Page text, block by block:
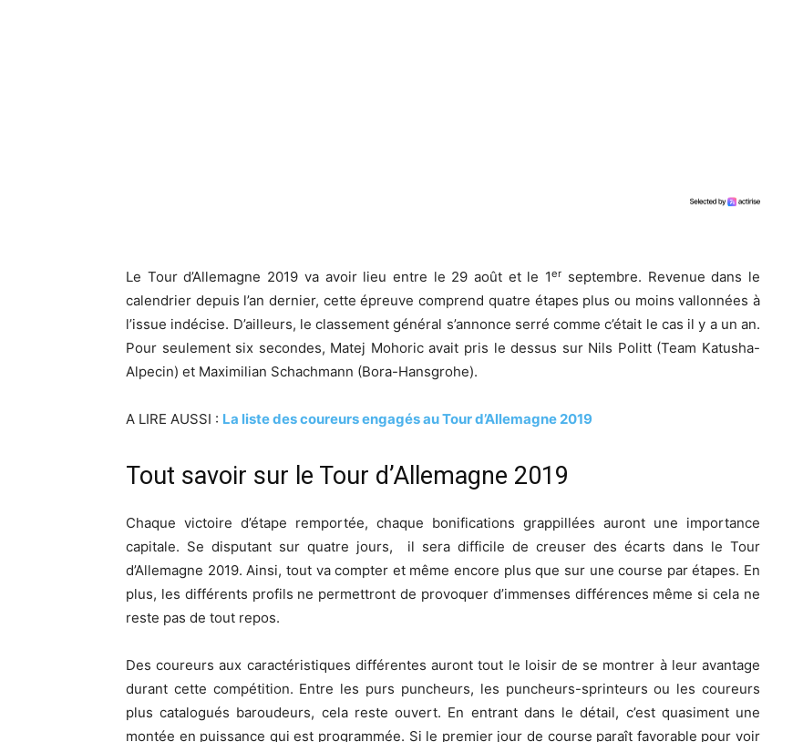
Le Tour d’Allemagne 2019 va avoir lieu entre le 29 août et le 1er septembre. Revenue dans le
calendrier depuis l’an dernier, cette épreuve comprend quatre étapes plus ou moins vallonnées à
l’issue indécise. D’ailleurs, le classement général s’annonce serré comme c’était le cas il y a un an.
Pour seulement six secondes, Matej Mohoric avait pris le dessus sur Nils Politt (Team Katusha-
Alpecin) et Maximilian Schachmann (Bora-Hansgrohe).
A LIRE AUSSI : La liste des coureurs engagés au Tour d’Allemagne 2019
Tout savoir sur le Tour d’Allemagne 2019
Chaque victoire d’étape remportée, chaque bonifications grappillées auront une importance
capitale. Se disputant sur quatre jours, il sera difficile de creuser des écarts dans le Tour
d’Allemagne 2019. Ainsi, tout va compter et même encore plus que sur une course par étapes. En
plus, les différents profils ne permettront de provoquer d’immenses différences même si cela ne
reste pas de tout repos.
Des coureurs aux caractéristiques différentes auront tout le loisir de se montrer à leur avantage
durant cette compétition. Entre les purs puncheurs, les puncheurs-sprinteurs ou les coureurs
plus catalogués baroudeurs, cela reste ouvert. En entrant dans le détail, c’est quasiment une
montée en puissance qui est programmée. Si le premier jour de course paraît favorable pour voir